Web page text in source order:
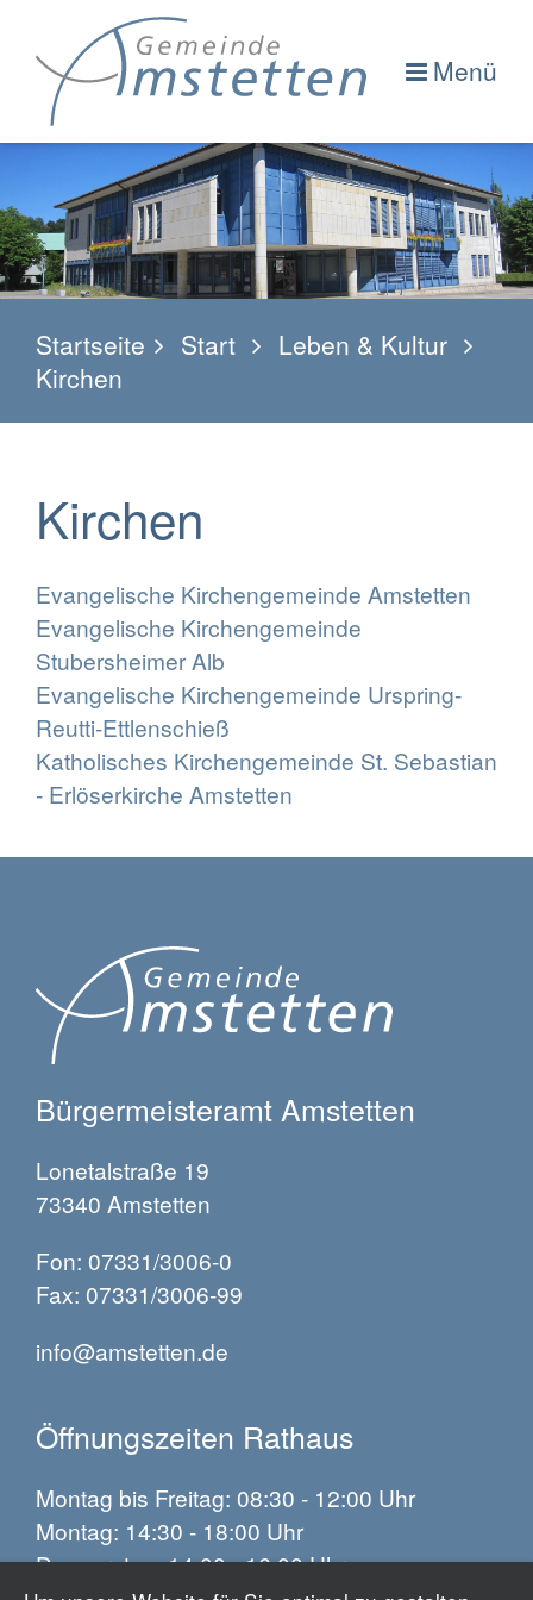
Menü
Startseite Start
Leben & Kultur
Kirchen
Kirchen
Evangelische Kirchengemeinde Amstetten
Evangelische Kirchengemeinde
Stubersheimer Alb
Evangelische Kirchengemeinde Urspring-
Reutti-Ettlenschieß
Katholisches Kirchengemeinde St. Sebastian
- Erlöserkirche Amstetten
Bürgermeisteramt Amstetten
Lonetalstraße 19
73340 Amstetten
Fon: 07331/3006-0
Fax: 07331/3006-99
info@amstetten.de
Öffnungszeiten Rathaus
Montag bis Freitag: 08:30 - 12:00 Uhr
Montag: 14:30 - 18:00 Uhr
Donnerstag: 14:00 - 16:00 Uhr